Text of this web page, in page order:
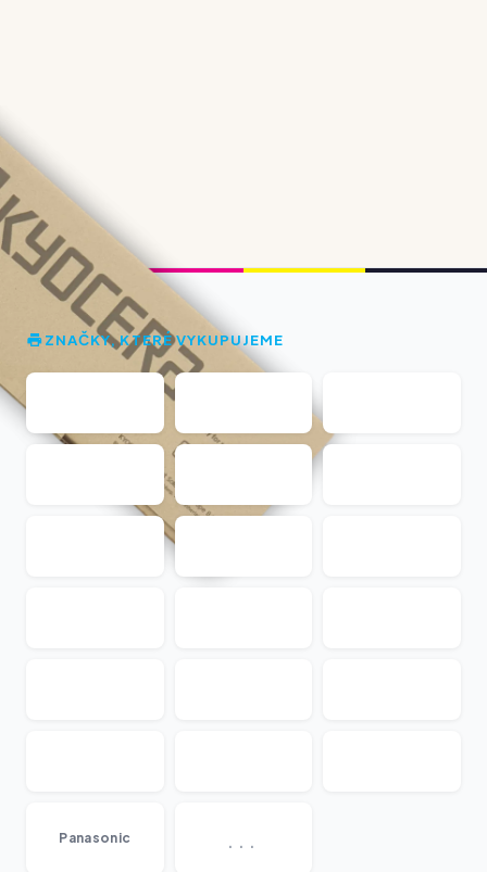
ZNAČKY, KTERÉ VYKUPUJEME
Panasonic ...